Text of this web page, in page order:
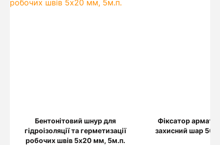
Бентонітовий шнур для
гідроізоляції та герметизації
робочих швів 5х20 мм, 5м.п.
Фіксатор
захисний шар 50